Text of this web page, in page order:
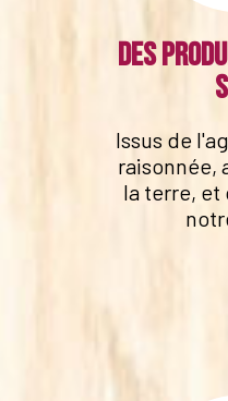
Des
Issus de
raisonnée,
la terre,